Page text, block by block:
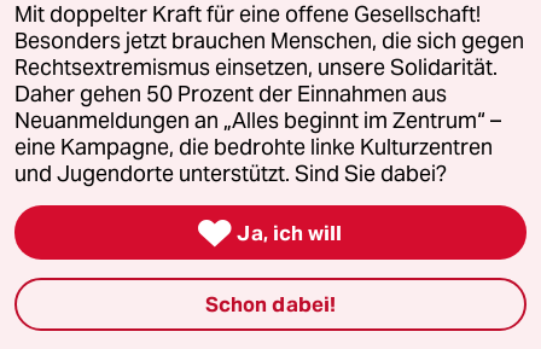
Mehr taz Lesestoff
taz Blogs
taz FUTURZWEI
Le Monde diplomatique
Mit doppelter Kraft für eine offene Gesellschaft!
Besonders jetzt brauchen Menschen, die sich gegen
Rechtsextremismus einsetzen, unsere Solidarität.
Daher gehen 50 Prozent der Einnahmen aus
Neuanmeldungen an „Alles beginnt im Zentrum“ –
eine Kampagne, die bedrohte linke Kulturzentren
und Jugendorte unterstützt. Sind Sie dabei?
 Ja, ich will
Schon dabei!